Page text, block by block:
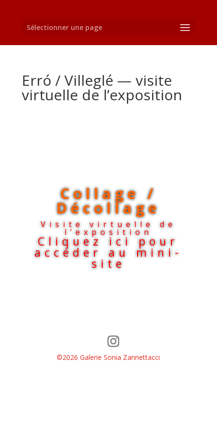
Sélectionner une page
Erró / Villeglé — visite
virtuelle de l’exposition
Collage /
Décollage
Visite virtuelle de
l’exposition
Cliquez ici pour
accéder au mini-
site
©2026 Galerie Sonia Zannettacci